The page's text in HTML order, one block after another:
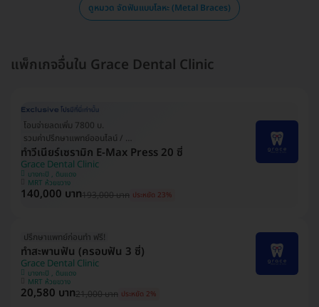
ดูหมวด จัดฟันแบบโลหะ (Metal Braces)
แพ็กเกจอื่นใน Grace Dental Clinic
โอนจ่ายลดเพิ่ม 7800 บ.
รวมค่าปรึกษาแพทย์ออนไลน์ / ที่คลินิก
ทำวีเนียร์เซรามิก E-Max Press 20 ซี่
Grace Dental Clinic
บางกะปิ , ดินแดง
MRT ห้วยขวาง
140,000 บาท193,000 บาท ประหยัด 23%
ปรึกษาแพทย์ก่อนทำ ฟรี!
ทำสะพานฟัน (ครอบฟัน 3 ซี่)
Grace Dental Clinic
บางกะปิ , ดินแดง
MRT ห้วยขวาง
20,580 บาท21,000 บาท ประหยัด 2%